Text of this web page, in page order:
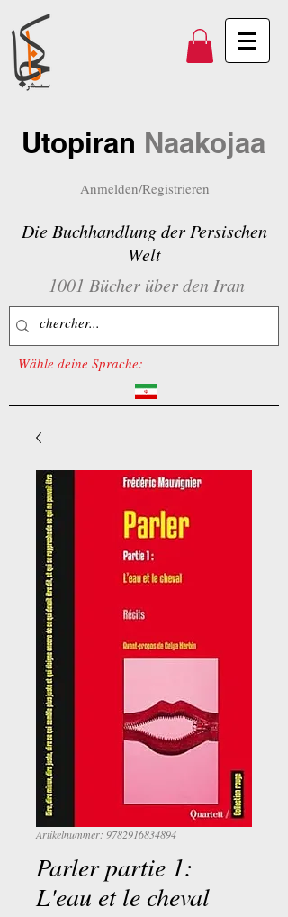
Utopiran Naakojaa
Anmelden/Registrieren
Die Buchhandlung der Persischen
Welt
1001 Bücher über den Iran
Wähle deine Sprache:
Artikelnummer: 9782916834894
Parler partie 1:
L'eau et le cheval